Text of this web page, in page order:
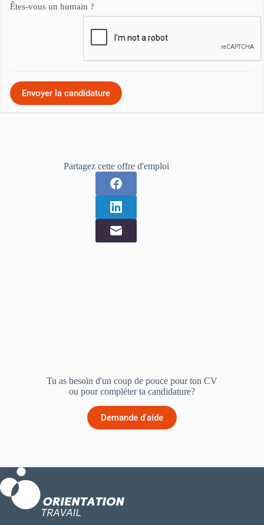
Êtes-vous un humain ?
Partagez cette offre d'emploi
Tu as besoin d'un coup de pouce pour ton CV
ou pour compléter ta candidature?
Demande d'aide